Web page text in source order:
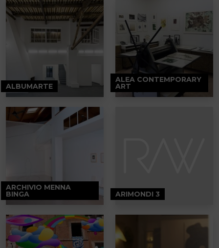
ALBUMARTE
ALEA CONTEMPORARY
ART
ARCHIVIO MENNA
BINGA ARIMONDI 3